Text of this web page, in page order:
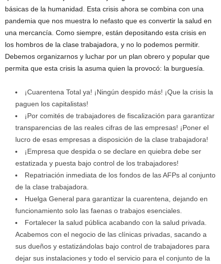
básicas de la humanidad. Esta crisis ahora se combina con una
pandemia que nos muestra lo nefasto que es convertir la salud en
una mercancía. Como siempre, están depositando esta crisis en
los hombros de la clase trabajadora, y no lo podemos permitir.
Debemos organizarnos y luchar por un plan obrero y popular que
permita que esta crisis la asuma quien la provocó: la burguesía.
¡Cuarentena Total ya! ¡Ningún despido más! ¡Que la crisis la
paguen los capitalistas!
¡Por comités de trabajadores de fiscalización para garantizar
transparencias de las reales cifras de las empresas! ¡Poner el
lucro de esas empresas a disposición de la clase trabajadora!
¡Empresa que despida o se declare en quiebra debe ser
estatizada y puesta bajo control de los trabajadores!
Repatriación inmediata de los fondos de las AFPs al conjunto
de la clase trabajadora.
Huelga General para garantizar la cuarentena, dejando en
funcionamiento solo las faenas o trabajos esenciales.
Fortalecer la salud pública acabando con la salud privada.
Acabemos con el negocio de las clínicas privadas, sacando a
sus dueños y estatizándolas bajo control de trabajadores para
dejar sus instalaciones y todo el servicio para el conjunto de la